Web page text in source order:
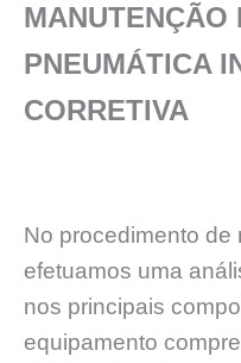
MANUTENÇÃO
PNEUMÁTICA
CORRETIVA
No procedimento de
efetuamos uma
nos principais
equipamento